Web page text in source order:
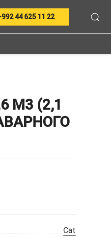
44 625 11 22
М3 (2,1
Cat